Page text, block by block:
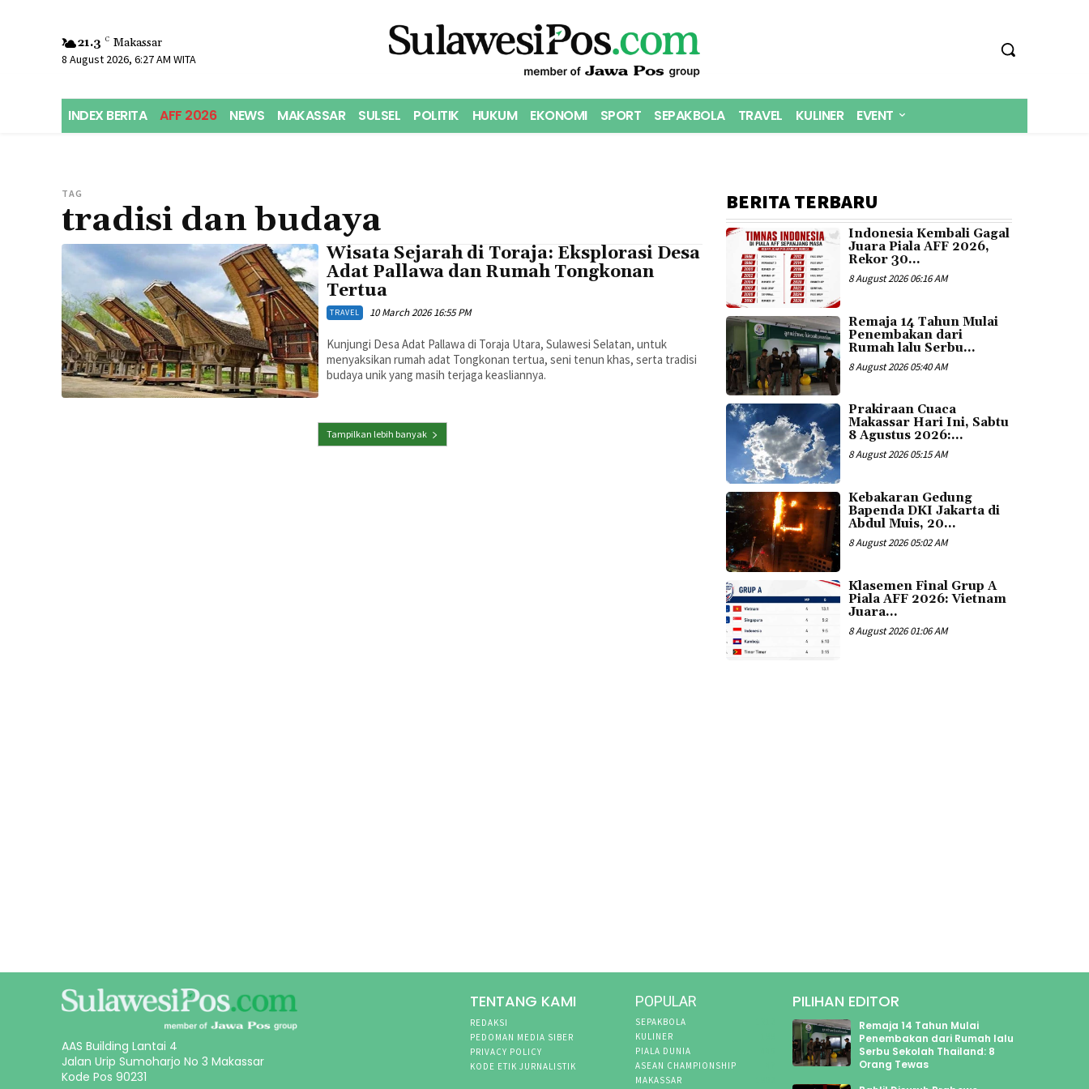
21.3 C Makassar
8 August 2026, 6:27 AM WITA
INDEX BERITA AFF 2026 NEWS MAKASSAR SULSEL POLITIK HUKUM EKONOMI SPORT SEPAKBOLA TRAVEL KULINER EVENT
TAG
tradisi dan budaya
Wisata Sejarah di Toraja: Eksplorasi Desa
Adat Pallawa dan Rumah Tongkonan
Tertua
TRAVEL 10 March 2026 16:55 PM
Kunjungi Desa Adat Pallawa di Toraja Utara, Sulawesi Selatan, untuk
menyaksikan rumah adat Tongkonan tertua, seni tenun khas, serta tradisi
budaya unik yang masih terjaga keasliannya.
Tampilkan lebih banyak
BERITA TERBARU
Indonesia Kembali Gagal
Juara Piala AFF 2026,
Rekor 30...
8 August 2026 06:16 AM
Remaja 14 Tahun Mulai
Penembakan dari
Rumah lalu Serbu...
8 August 2026 05:40 AM
Prakiraan Cuaca
Makassar Hari Ini, Sabtu
8 Agustus 2026:...
8 August 2026 05:15 AM
Kebakaran Gedung
Bapenda DKI Jakarta di
Abdul Muis, 20...
8 August 2026 05:02 AM
Klasemen Final Grup A
Piala AFF 2026: Vietnam
Juara...
8 August 2026 01:06 AM
AAS Building Lantai 4
Jalan Urip Sumoharjo No 3 Makassar
Kode Pos 90231
TENTANG KAMI
REDAKSI
PEDOMAN MEDIA SIBER
PRIVACY POLICY
KODE ETIK JURNALISTIK
POPULAR
SEPAKBOLA
KULINER
PIALA DUNIA
ASEAN CHAMPIONSHIP
MAKASSAR
PILIHAN EDITOR
Remaja 14 Tahun Mulai
Penembakan dari Rumah lalu
Serbu Sekolah Thailand: 8
Orang Tewas